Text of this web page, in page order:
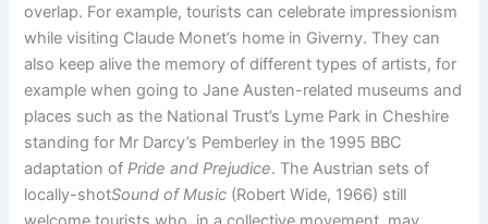
overlap. For example, tourists can celebrate impressionism
while visiting Claude Monet’s home in Giverny. They can
also keep alive the memory of different types of artists, for
example when going to Jane Austen-related museums and
places such as the National Trust’s Lyme Park in Cheshire
standing for Mr Darcy’s Pemberley in the 1995 BBC
adaptation ofPride and Prejudice. The Austrian sets of
locally-shotSound of Music (Robert Wide, 1966) still